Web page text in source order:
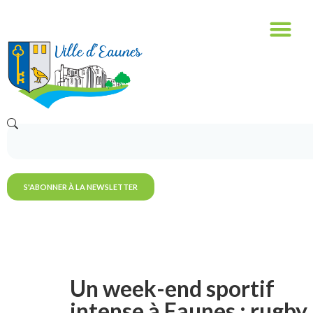
S'ABONNER À LA NEWSLETTER
Un week-end sportif